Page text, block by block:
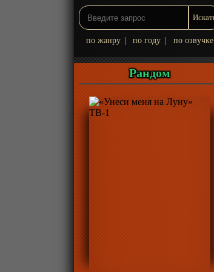
по жанру по году по озвучке
Рандом